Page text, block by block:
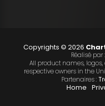
Copyrights © 2026
Réalisé par :
All product names,
respective owners in the
Partenaires :
Home